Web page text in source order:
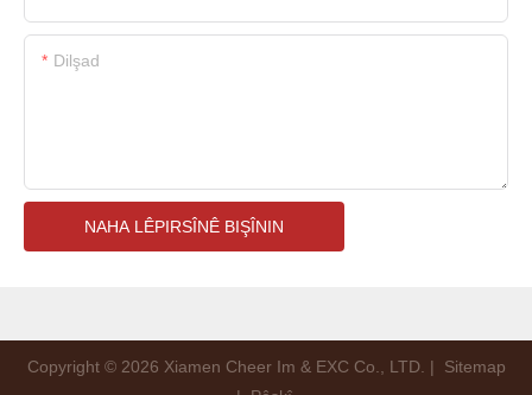
Dilşad
NAHA LÊPIRSÎNÊ BIŞÎNIN
Copyright © 2026 Xiamen Cheer Im & EXC Co., LTD. |
Sitemap